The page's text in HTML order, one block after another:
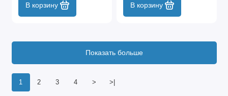
В корзину В корзину
1 2 3 4 > >|
Показать больше